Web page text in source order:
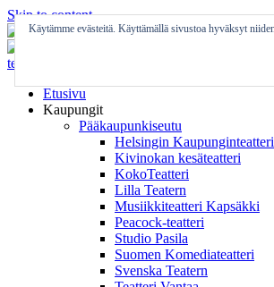
Skip to content
Etusivu
Kaupungit
Pääkaupunkiseutu
Helsingin Kaupunginteatteri
Kivinokan kesäteatteri
KokoTeatteri
Lilla Teatern
Musiikkiteatteri Kapsäkki
Peacock-teatteri
Studio Pasila
Suomen Komediateatteri
Svenska Teatern
Käytämme evästeitä. Käyttämällä sivustoa hyväksyt